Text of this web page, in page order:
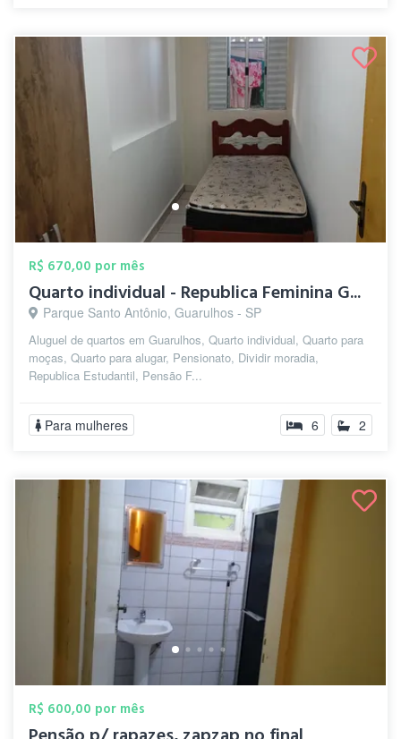
R$ 670,00 por mês
Quarto individual - Republica Feminina G...
Parque Santo Antônio, Guarulhos - SP
Aluguel de quartos em Guarulhos, Quarto individual, Quarto para
moças, Quarto para alugar, Pensionato, Dividir moradia,
Republica Estudantil, Pensão F...
Para mulheres 6 2
R$ 600,00 por mês